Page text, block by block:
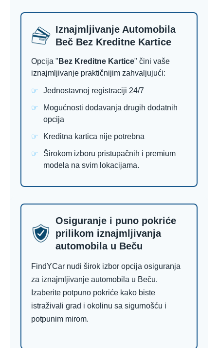
Iznajmljivanje Automobila
Beč Bez Kreditne Kartice
Opcija " Bez Kreditne Kartice" čini vaše
iznajmljivanje praktičnijim zahvaljujući:
Jednostavnoj registraciji 24/7
Mogućnosti dodavanja drugih dodatnih
opcija
Kreditna kartica nije potrebna
Širokom izboru pristupačnih i premium
modela na svim lokacijama.
Osiguranje i puno pokriće
prilikom iznajmljivanja
automobila u Beču
FindYCar nudi širok izbor opcija osiguranja
za iznajmljivanje automobila u Beču.
Izaberite potpuno pokriće kako biste
istraživali grad i okolinu sa sigurnošću i
potpunim mirom.